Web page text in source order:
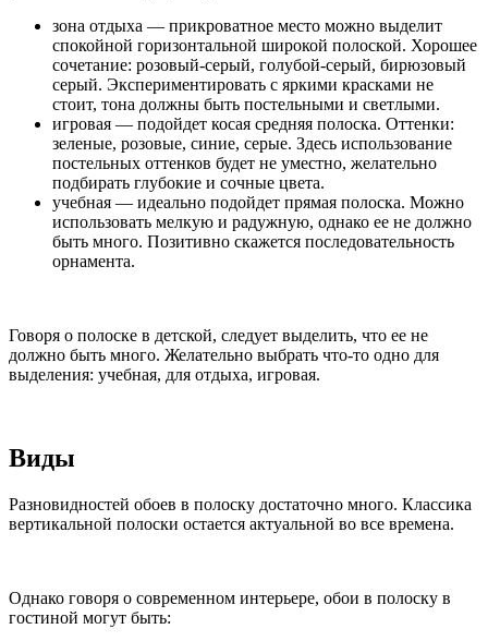
зона отдыха — прикроватное место можно выделит
спокойной горизонтальной широкой полоской. Хорошее
сочетание: розовый-серый, голубой-серый, бирюзовый
серый. Экспериментировать с яркими красками не
стоит, тона должны быть постельными и светлыми.
игровая — подойдет косая средняя полоска. Оттенки:
зеленые, розовые, синие, серые. Здесь использование
постельных оттенков будет не уместно, желательно
подбирать глубокие и сочные цвета.
учебная — идеально подойдет прямая полоска. Можно
использовать мелкую и радужную, однако ее не должно
быть много. Позитивно скажется последовательность
орнамента.
Говоря о полоске в детской, следует выделить, что ее не
должно быть много. Желательно выбрать что-то одно для
выделения: учебная, для отдыха, игровая.
Виды
Разновидностей обоев в полоску достаточно много. Классика
вертикальной полоски остается актуальной во все времена.
Однако говоря о современном интерьере, обои в полоску в
гостиной могут быть: